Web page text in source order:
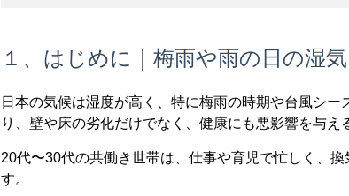
１、はじめに｜梅雨や雨の日の湿
日本の気候は湿度が高く、特に梅雨の時期や台風シ
り、壁や床の劣化だけでなく、健康にも悪影響を与え
20代〜30代の共働き世帯は、仕事や育児で忙しく、
す。